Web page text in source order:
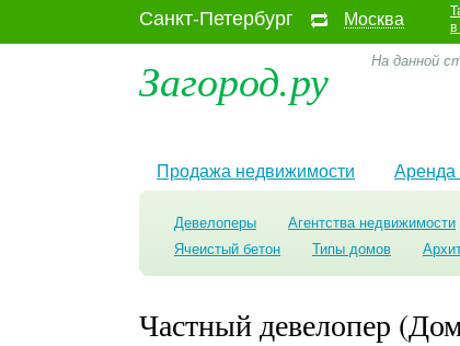
Санкт-Петербург Москва
в
Загород.ру На данной
Продажа недвижимости Аренда
Девелоперы Агентства недвижимости
Ячеистый бетон
Типы домов
Частный девелопер